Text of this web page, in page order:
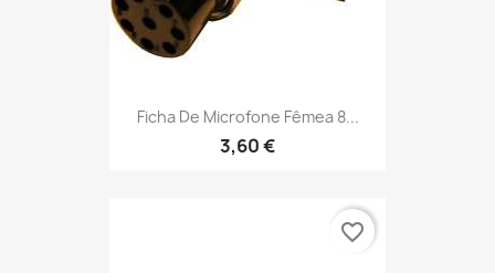
Ficha De Microfone Fêmea 8...
3,60 €
favorite_border